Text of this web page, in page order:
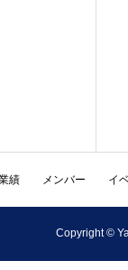
績 メンバー イ
Copyright ©